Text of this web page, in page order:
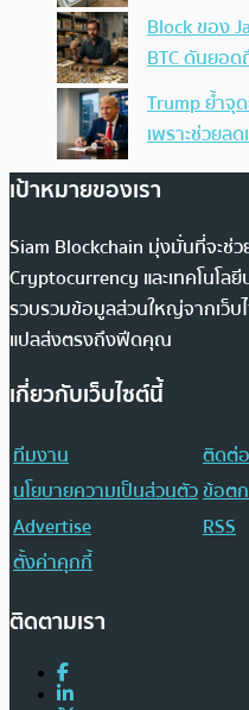
Block ของ
BTC ดันยอด
Trump ย้ำจุ
เพราะช่วยล
เป้าหมายของเรา
Siam Blockchain มุ่งมั่นที่จะช่
Cryptocurrency และเทคโนโล
รวบรวมข้อมูลส่วนใหญ่จากเว็บ
แปลส่งตรงถึงฟีดคุณ
เกี่ยวกับเว็บไซต์นี้
ทีมงาน
ติดต่
นโยบายความเป็นส่วนตัวข้อต
Advertise
RSS
ตั้งค่าคุกกี้
ติดตามเรา